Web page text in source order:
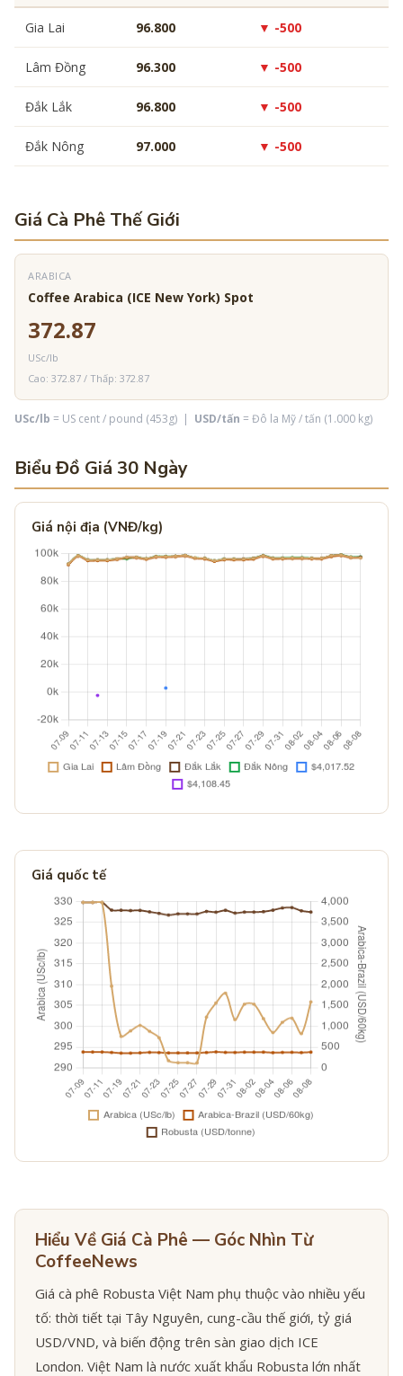
Gia Lai 96.800 ▼ -500
Lâm Đồng 96.300 ▼ -500
Đắk Lắk 96.800 ▼ -500
Đắk Nông 97.000 ▼ -500
Giá Cà Phê Thế Giới
ARABICA
Coffee Arabica (ICE New York) Spot
372.87
USc/lb
Cao: 372.87 / Thấp: 372.87
USc/lb = US cent / pound (453g) | USD/tấn = Đô la Mỹ / tấn (1.000 kg)
Biểu Đồ Giá 30 Ngày
Giá nội địa (VNĐ/kg)
Giá quốc tế
Hiểu Về Giá Cà Phê — Góc Nhìn Từ
CoffeeNews
Giá cà phê Robusta Việt Nam phụ thuộc vào nhiều yếu
tố: thời tiết tại Tây Nguyên, cung-cầu thế giới, tỷ giá
USD/VND, và biến động trên sàn giao dịch ICE
London. Việt Nam là nước xuất khẩu Robusta lớn nhất